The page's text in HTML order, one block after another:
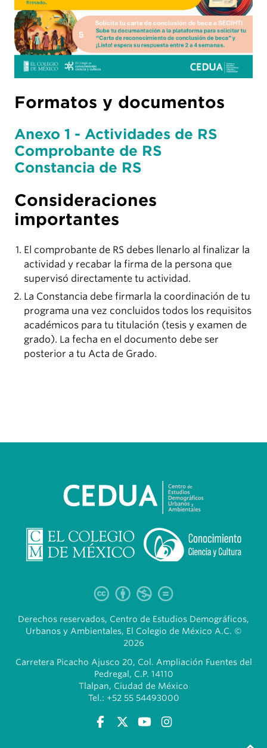
Formatos y documentos
Anexo 1 - Actividades de RS
Comprobante de RS
Constancia de RS
Consideraciones
importantes
El comprobante de RS debes llenarlo al finalizar la
actividad y recabar la firma de la persona que
supervisó directamente tu actividad.
La Constancia debe firmarla la coordinación de tu
programa una vez concluidos todos los requisitos
académicos para tu titulación (tesis y examen de
grado). La fecha en el documento debe ser
posterior a tu Acta de Grado.
Derechos reservados, Centro de Estudios Demográficos,
Urbanos y Ambientales, El Colegio de México A.C. ©
2026
Carretera Picacho Ajusco 20, Col. Ampliación Fuentes del
Pedregal, C.P. 14110
Tlalpan, Ciudad de México
Tel.: +52 55 54493000